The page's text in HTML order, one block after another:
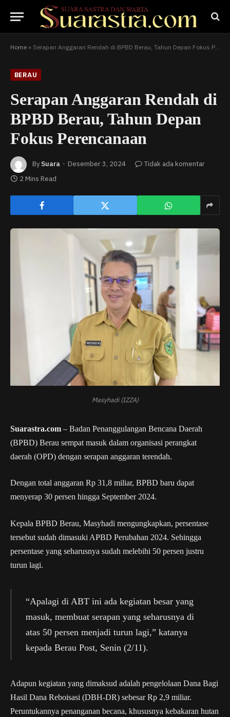
Home » Serapan Anggaran Rendah di BPBD Berau, Tahun Depan Fokus Perencanaan
BERAU
Serapan Anggaran Rendah di
BPBD Berau, Tahun Depan
Fokus Perencanaan
By Suara Desember 3, 2024
Tidak ada komentar
2 Mins Read
Masyhadi (IZZA)
Suarastra.com – Badan Penanggulangan Bencana Daerah
(BPBD) Berau sempat masuk dalam organisasi perangkat
daerah (OPD) dengan serapan anggaran terendah.
Dengan total anggaran Rp 31,8 miliar, BPBD baru dapat
menyerap 30 persen hingga September 2024.
Kepala BPBD Berau, Masyhadi mengungkapkan, persentase
tersebut sudah dimasuki APBD Perubahan 2024. Sehingga
persentase yang seharusnya sudah melebihi 50 persen justru
turun lagi.
“Apalagi di ABT ini ada kegiatan besar yang
masuk, membuat serapan yang seharusnya di
atas 50 persen menjadi turun lagi,” katanya
kepada Berau Post, Senin (2/11).
Adapun kegiatan yang dimaksud adalah pengelolaan Dana Bagi
Hasil Dana Reboisasi (DBH-DR) sebesar Rp 2,9 miliar.
Peruntukannya penanganan becana, khususnya kebakaran hutan